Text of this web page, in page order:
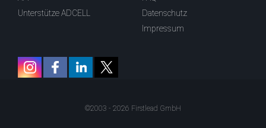
Unterstütze ADCELL
Datenschutz
Impressum
©2003 - 2026 Firstlead GmbH